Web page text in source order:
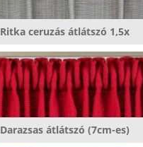
Ritka ceruzás átlátszó 1,5x
Darazsas átlátszó (7cm-es)